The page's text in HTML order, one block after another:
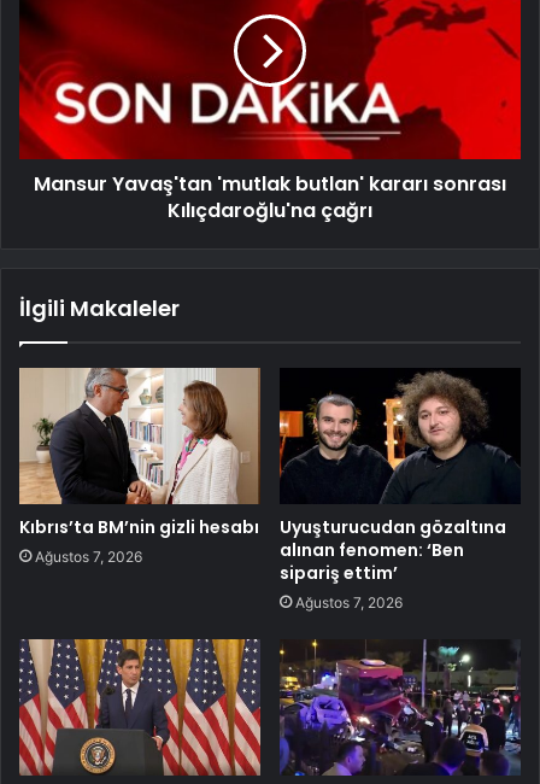
Mansur Yavaş'tan 'mutlak butlan' kararı sonrası
Kılıçdaroğlu'na çağrı
İlgili Makaleler
Kıbrıs’ta BM’nin gizli hesabı
Ağustos 7, 2026
Uyuşturucudan gözaltına
alınan fenomen: ‘Ben
sipariş ettim’
Ağustos 7, 2026